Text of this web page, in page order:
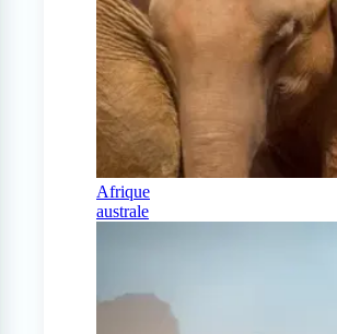
Afrique
australe